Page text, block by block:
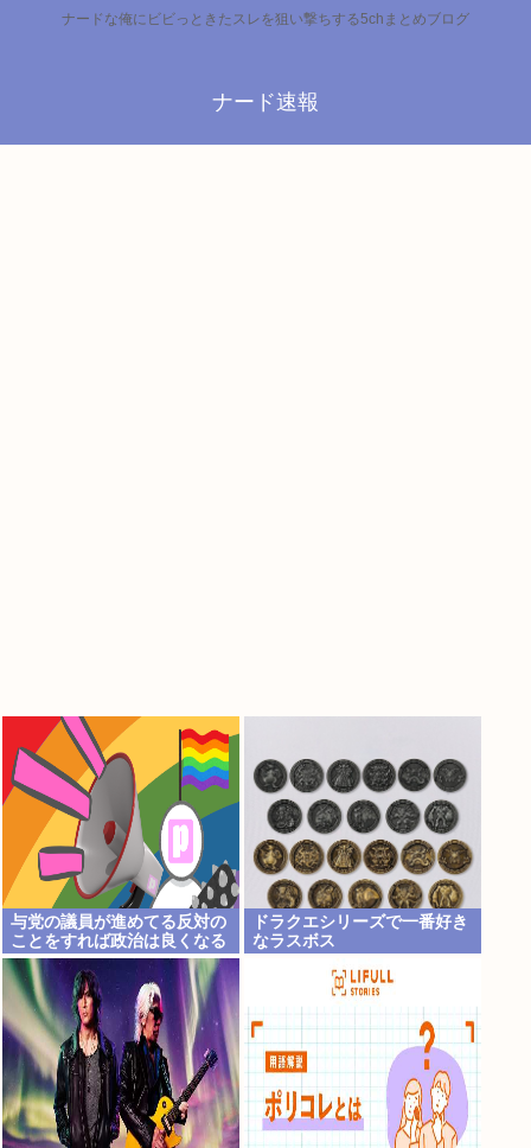
ナードな俺にビビっときたスレを狙い撃ちする5chまとめブログ
ナード速報
与党の議員が進めてる反対の
ことをすれば政治は良くなる
ドラクエシリーズで一番好き
なラスボス